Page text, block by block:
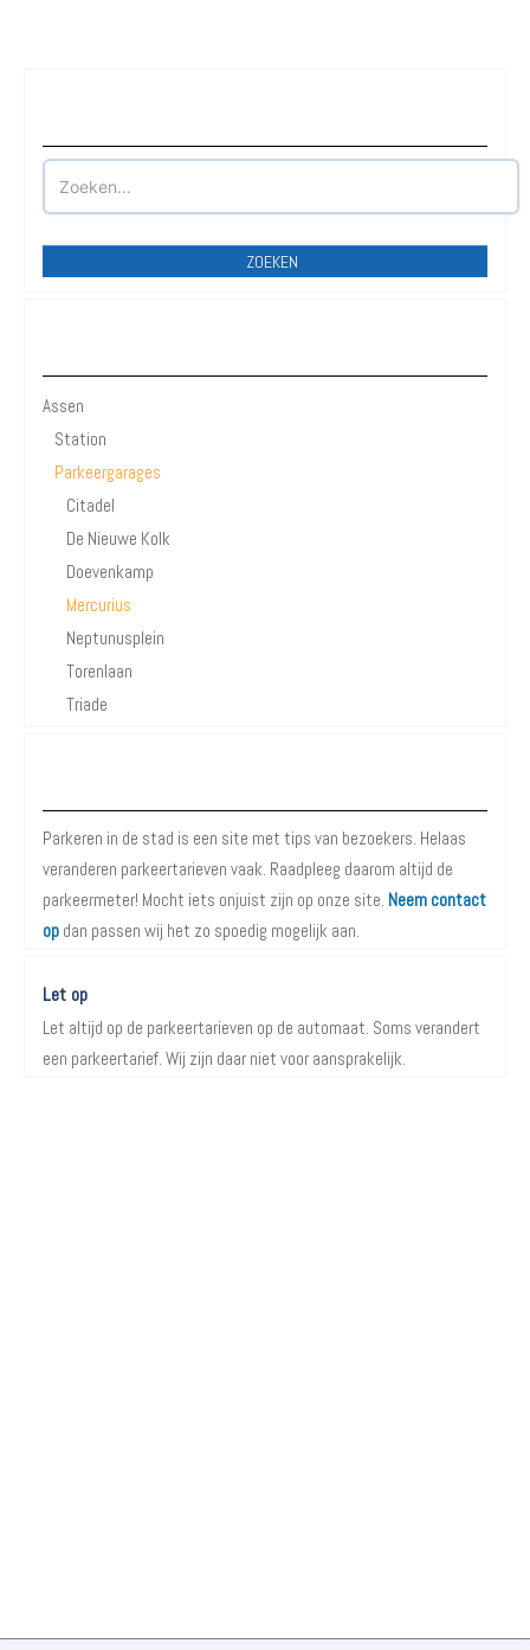
ZOEKEN
Assen
Station
Parkeergarages
Citadel
De Nieuwe Kolk
Doevenkamp
Mercurius
Neptunusplein
Torenlaan
Triade
Parkeren in de stad is een site met tips van bezoekers. Helaas
veranderen parkeertarieven vaak. Raadpleeg daarom altijd de
parkeermeter! Mocht iets onjuist zijn op onze site. Neem contact
op dan passen wij het zo spoedig mogelijk aan.
Let op
Let altijd op de parkeertarieven op de automaat. Soms verandert
een parkeertarief. Wij zijn daar niet voor aansprakelijk.